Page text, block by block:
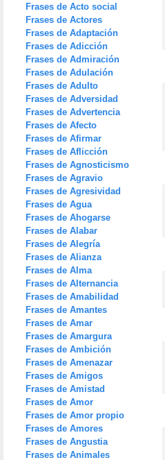
Frases de Acto social
Frases de Actores
Frases de Adaptación
Frases de Adicción
Frases de Admiración
Frases de Adulación
Frases de Adulto
Frases de Adversidad
Frases de Advertencia
Frases de Afecto
Frases de Afirmar
Frases de Aflicción
Frases de Agnosticismo
Frases de Agravio
Frases de Agresividad
Frases de Agua
Frases de Ahogarse
Frases de Alabar
Frases de Alegría
Frases de Alianza
Frases de Alma
Frases de Alternancia
Frases de Amabilidad
Frases de Amantes
Frases de Amar
Frases de Amargura
Frases de Ambición
Frases de Amenazar
Frases de Amigos
Frases de Amistad
Frases de Amor
Frases de Amor propio
Frases de Amores
Frases de Angustia
Frases de Animales